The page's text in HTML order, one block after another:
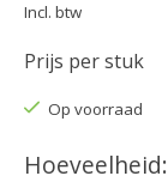
Incl. btw
Prijs per stuk
Op voorraad
Hoeveelheid: